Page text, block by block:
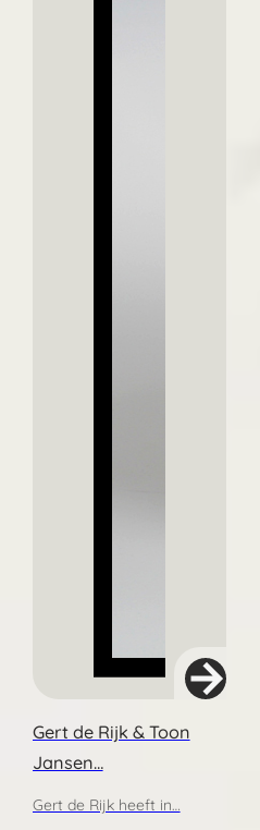
Gert de Rijk & Toon
Jansen…
Gert de Rijk heeft in…